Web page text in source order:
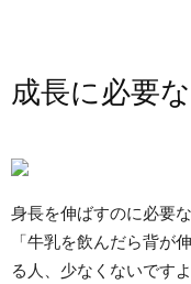
成長に必要
身長を伸ばすのに必要
「牛乳を飲んだら背が
る人、少なくないですよ